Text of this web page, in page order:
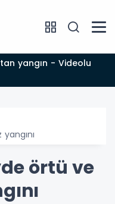
örtü ve